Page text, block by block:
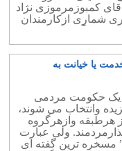
کمبوزمرموزی نژاد
شماری ازکارمندان
بکارگرفتن تعدای
ویا دشمن مردم
یا خیانت به
حکومت مردمی
وانتخاب می شوند،
هرطبقه وازهرگروه
ولی عبارت
مسخره ترین گفته ای